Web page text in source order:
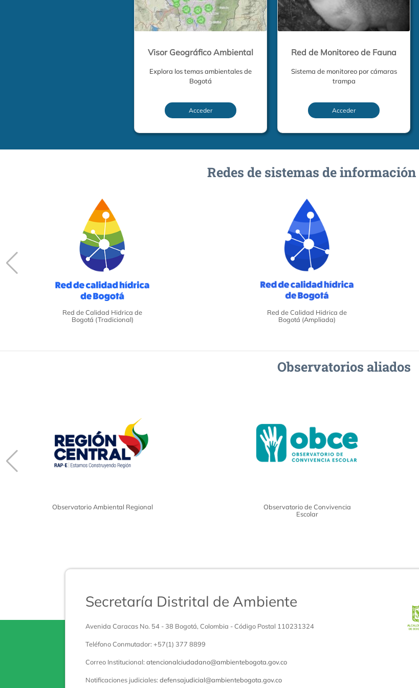
Visor Geográfico Ambiental
Explora los temas ambientales de
Bogotá
Acceder
Red de Monitoreo de Fauna
Sistema de monitoreo por cámaras
trampa
Acceder
Redes de sistemas de
Red de Calidad Hidrica de
Bogotá (Tradicional)
Red de Calidad Hidrica de
Bogotá (Ampliada)
Observatorios aliados
Observatorio Ambiental Regional
Observatorio de Convivencia
Escolar
Secretaría Distrital de Ambiente
Avenida Caracas No. 54 - 38 Bogotá, Colombia - Código Postal 110231324
Teléfono Conmutador: +57(1) 377 8899
Correo Institucional: atencionalciudadano@ambientebogota.gov.co
Notificaciones judiciales: defensajudicial@ambientebogota.gov.co